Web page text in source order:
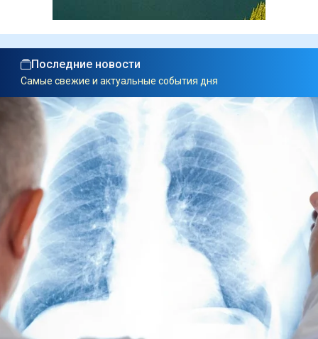
Последние новости
Самые свежие и актуальные события дня